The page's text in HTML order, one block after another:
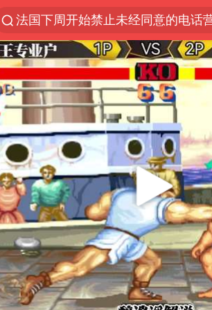
法国下周开始禁止未经同意的电话
台风白海豚登陆地点更新
巡查组提问 工作人员偷用手机查答
看守所辅警收受10万获刑1年
国家气候中心：8月将有4轮高温
宇树科技 打新
台风白海豚进入48小时警戒线
贵州轮胎子公司获美国退税8136万
郑国霖回应去景区上班被保安拦下
曝韩足协曾为外籍裁判安排性招待
深圳地面沉降致车辆损坏系谣言